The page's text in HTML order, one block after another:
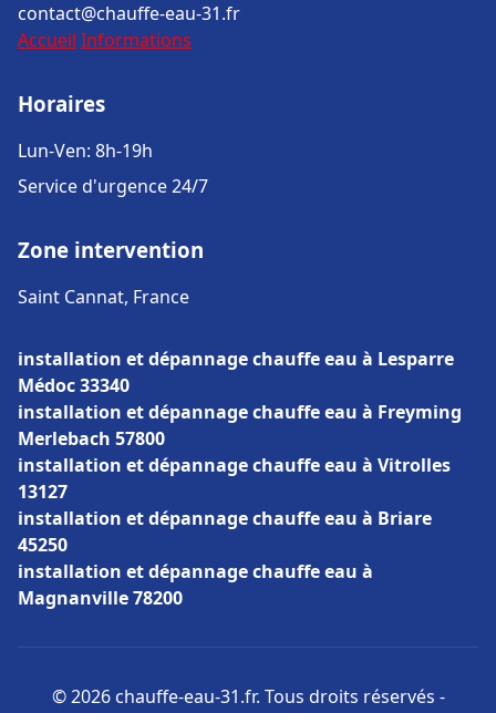
contact@chauffe-eau-31.fr
Accueil Informations
Horaires
Lun-Ven: 8h-19h
Service d'urgence 24/7
Zone intervention
Saint Cannat, France
installation et dépannage chauffe eau à Lesparre
Médoc 33340
installation et dépannage chauffe eau à Freyming
Merlebach 57800
installation et dépannage chauffe eau à Vitrolles
13127
installation et dépannage chauffe eau à Briare
45250
installation et dépannage chauffe eau à
Magnanville 78200
© 2026 chauffe-eau-31.fr. Tous droits réservés -